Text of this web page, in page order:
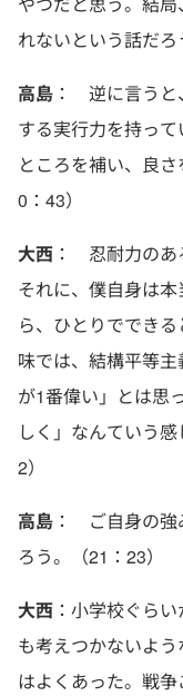
れないという話だろ
高島 ： 逆に言うと
する実行力を持っ
ところを補い、良
0：43）
大西 ： 忍耐力のあ
それに、僕自身は
ら、ひとりででき
味では、結構平等
が1番偉い」とは思
しく」なんていう
2）
高島 ： ご自身の強
ろう。（21：23）
大西 ：小学校ぐら
も考えつかないよ
はよくあった。戦